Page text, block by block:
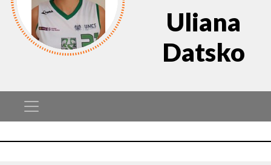
Uliana
Datsko